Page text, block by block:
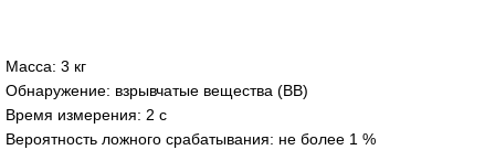
Масса: 3 кг
Обнаружение: взрывчатые вещества (ВВ)
Время измерения: 2 с
Вероятность ложного срабатывания: не более 1 %